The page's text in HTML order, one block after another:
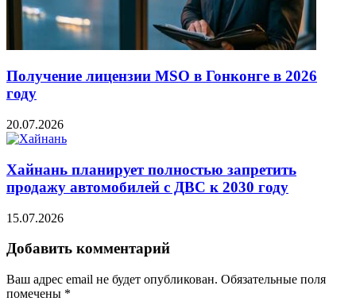
Получение лицензии MSO в Гонконге в 2026
году
20.07.2026
Хайнань планирует полностью запретить
продажу автомобилей с ДВС к 2030 году
15.07.2026
Добавить комментарий
Ваш адрес email не будет опубликован. Обязательные поля
помечены *